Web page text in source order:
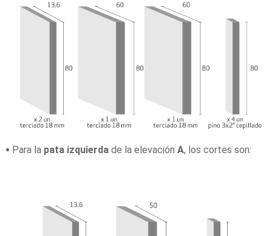
Para la pata izquierda de la elevación A, los cortes son: